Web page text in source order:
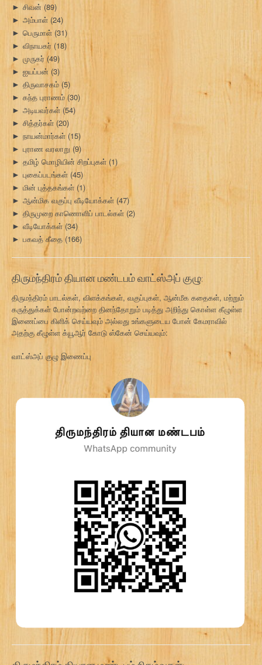
► சிவன் (89)
► அம்பாள் (24)
► பெருமாள் (31)
► விநாயகர் (18)
► முருகர் (49)
► ஐயப்பன் (3)
► திருவாசகம் (5)
► கந்த புராணம் (30)
► அடியவர்கள் (54)
► சித்தர்கள் (20)
► நாயன்மார்கள் (15)
► புராண வரலாறு (9)
► தமிழ் மொழியின் சிறப்புகள் (1)
► புகைப்படங்கள் (45)
► மின் புத்தகங்கள் (1)
► ஆன்மிக வகுப்பு வீடியோக்கள் (47)
► திருமுறை காணொளிப் பாடல்கள் (2)
► வீடியோக்கள் (34)
► பகவத் கீதை (166)
திருமந்திரம் தியான மண்டபம் வாட்ஸ்அப் குழு:
திருமந்திரம் பாடல்கள், விளக்கங்கள், வகுப்புகள், ஆன்மீக கதைகள், மற்றும்
கருத்துக்கள் போன்றவற்றை தினந்தோறும் படித்து அறிந்து கொள்ள கீழுள்ள
இணைப்பை கிளிக் செய்யவும் அல்லது உங்களுடைய போன் கேமராவில்
அதற்கு கீழுள்ள க்யூஆர் கோடு ஸ்கேன் செய்யவும்:
வாட்ஸ்அப் குழு இணைப்பு